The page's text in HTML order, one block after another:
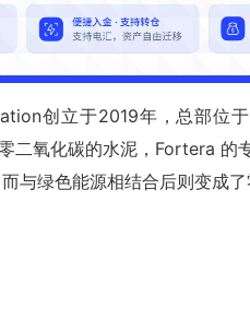
创立于2019年，总部位
二氧化碳的水泥，Fortera 的
与绿色能源相结合后则变成了